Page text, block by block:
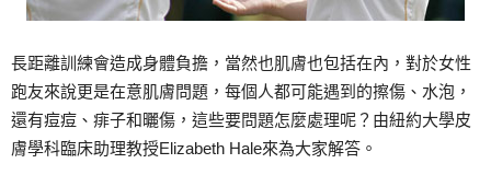
長距離訓練會造成身體負擔，當然也肌膚也包括在內，對於女性
跑友來說更是在意肌膚問題，每個人都可能遇到的擦傷、水泡，
還有痘痘、痱子和曬傷，這些要問題怎麼處理呢？由紐約大學皮
膚學科臨床助理教授Elizabeth Hale來為大家解答。